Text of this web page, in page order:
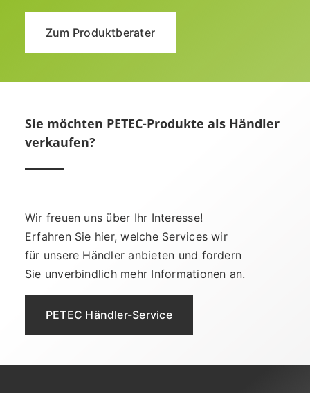
Zum Produktberater
Sie möchten PETEC-Produkte als Händler
verkaufen?
Wir freuen uns über Ihr Interesse!
Erfahren Sie hier, welche Services wir
für unsere Händler anbieten und fordern
Sie unverbindlich mehr Informationen an.
PETEC Händler-Service